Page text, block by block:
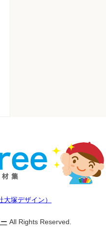
塚デザイン）
All Rights Reserved.